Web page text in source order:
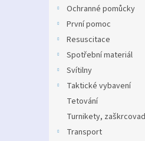
Ochranné pomůcky
První pomoc
Resuscitace
Spotřební materiál
Svítilny
Taktické vybavení
Tetování
Turnikety,
Transport